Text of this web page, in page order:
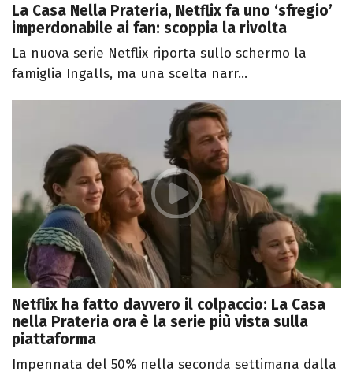
La Casa Nella Prateria, Netflix fa uno ‘sfregio’
imperdonabile ai fan: scoppia la rivolta
La nuova serie Netflix riporta sullo schermo la
famiglia Ingalls, ma una scelta narr...
Netflix ha fatto davvero il colpaccio: La Casa
nella Prateria ora è la serie più vista sulla
piattaforma
Impennata del 50% nella seconda settimana dalla